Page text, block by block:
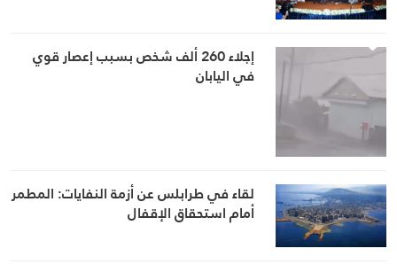
إجلاء 260 ألف شخص بسبب إعصار قوي
في اليابان
لقاء في طرابلس عن أزمة النفايات: المطمر
أمام استحقاق الإقفال